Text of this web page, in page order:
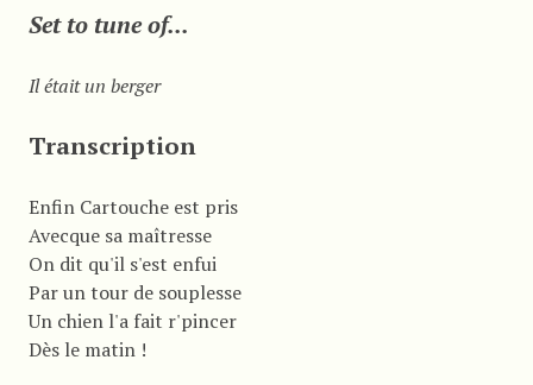
Set to tune of...
Il était un berger
Transcription
Enfin Cartouche est pris
Avecque sa maîtresse
On dit qu'il s'est enfui
Par un tour de souplesse
Un chien l'a fait r'pincer
Dès le matin !